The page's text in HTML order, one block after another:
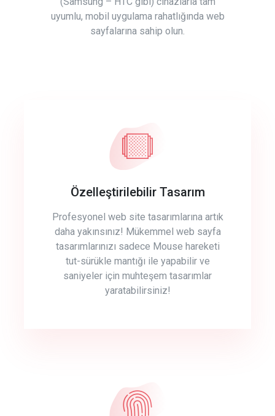
uyumlu, mobil uygulama rahatlığında web
sayfalarına sahip olun.
Özelleştirilebilir Tasarım
Profesyonel web site tasarımlarına artık
daha yakınsınız! Mükemmel web sayfa
tasarımlarınızı sadece Mouse hareketi
tut-sürükle mantığı ile yapabilir ve
saniyeler için muhteşem tasarımlar
yaratabilirsiniz!